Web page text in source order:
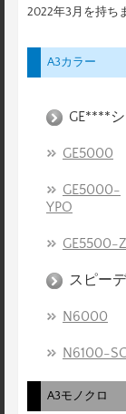
2022年3月を持ち
A3カラー
GE****
GE5000
GE5000-
YPO
GE5500-Z
スピー
N6000
N6100-SC
A3モノクロ